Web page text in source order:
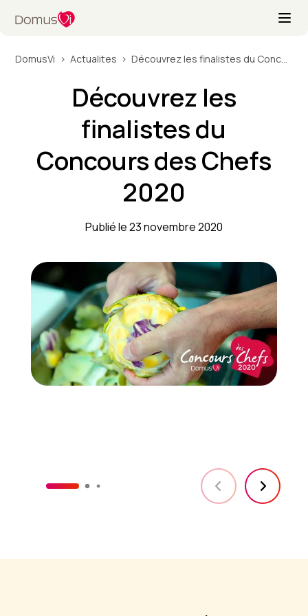
DomusVi Actualites Découvrez les finalistes du Concours des Chefs 2020
Découvrez les
finalistes du
Concours des Chefs
2020
Publié le 23 novembre 2020